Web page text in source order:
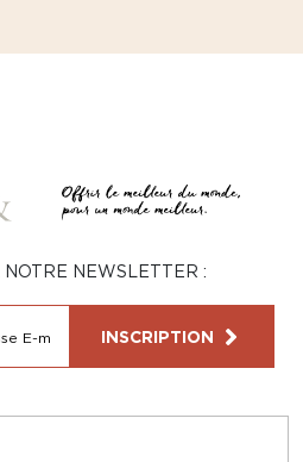
NOTRE NEWSLETTER :
INSCRIPTION